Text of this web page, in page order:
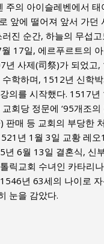
주의 아이슬레벤에서
앞에 떨어져 앞서 가던
진 순간, 하늘의 무섭
17일, 에르푸르트의
년 사제(司祭)가 되었고
학하며, 1512년 신학
의를 시작했다. 1517
회당 정문에 ‘95개조의
판매 등 교회의 부당한
년 1월 3일 교황 레
년 6월 13일 결혼식, 신
릭교회 수녀인 카타리
년 63세의 나이로 자
눈을 감았다.